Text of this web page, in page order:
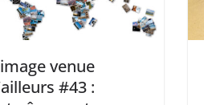
venue
#43 :